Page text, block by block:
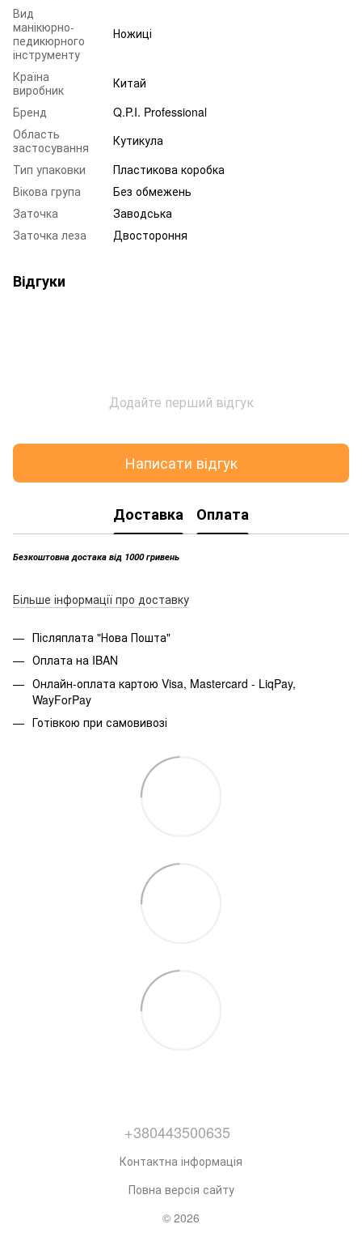
Вид
манікюрно-
педикюрного
інструменту
Ножиці
Країна
виробник
Китай
Бренд
Q.P.I. Professional
Область
застосування
Кутикула
Тип упаковки
Пластикова коробка
Вікова група
Без обмежень
Заточка
Заводська
Заточка леза
Двостороння
Відгуки
Додайте перший відгук
Написати відгук
Доставка Оплата
Безкоштовна достака від 1000 гривень
Більше інформації про доставку
Післяплата "Нова Пошта"
Оплата на IBAN
Онлайн-оплата картою Visa, Mastercard - LiqPay,
WayForPay
Готівкою при самовивозі
+380443500635
Контактна інформація
Повна версія сайту
© 2026